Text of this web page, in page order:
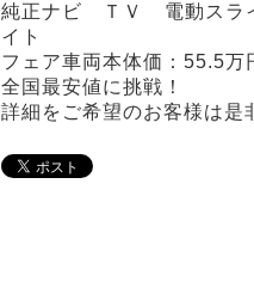
純正ナビ ＴＶ 電動スラ
イト
フェア車両本体価：55.5万
全国最安値に挑戦！
詳細をご希望のお客様は是